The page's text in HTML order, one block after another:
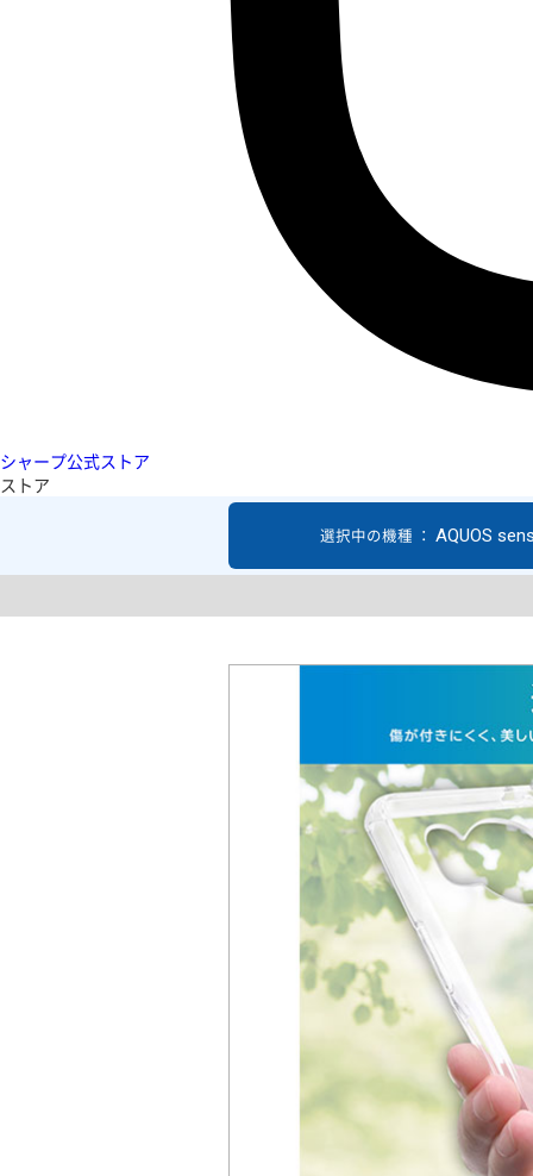
シャープ公式ストア
ストア
選択中の機種 ： AQUOS